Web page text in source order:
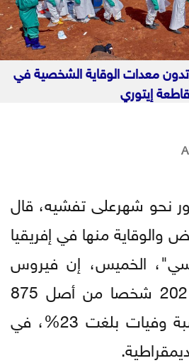
معدات الوقاية الشخصية في
إيتوري
نحو شهرعلى تفشيه، قال
والوقاية منها في إفريقيا
الخميس، إن فيروس
إيبولا أودى بحياة 202 شخصا من أصل 875
إصابة مؤكدة، بنسبة وفيات بلغت 23%، في